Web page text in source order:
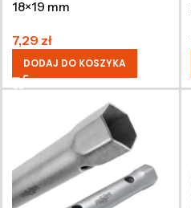
18×19 mm
7,29 zł
DODAJ DO KOSZYKA